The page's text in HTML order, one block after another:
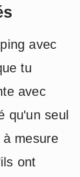
avec
tu
avec
qu'un seul
mesure
ont